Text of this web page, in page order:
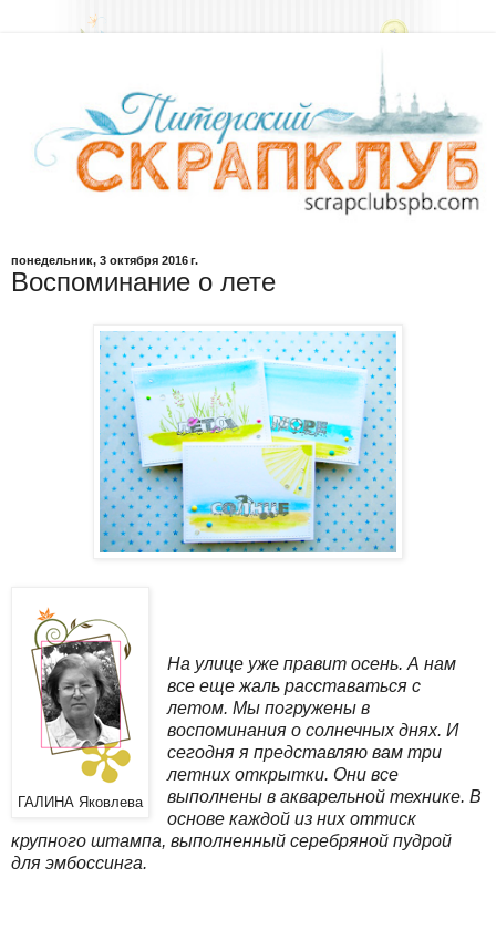
понедельник, 3 октября 2016 г.
Воспоминание о лете
ГАЛИНА Яковлева
На улице уже правит осень. А нам
все еще жаль расставаться с
летом. Мы погружены в
воспоминания о солнечных днях. И
сегодня я представляю вам три
летних открытки. Они все
выполнены в акварельной технике. В
основе каждой из них оттиск
крупного штампа, выполненный серебряной пудрой
для эмбоссинга.